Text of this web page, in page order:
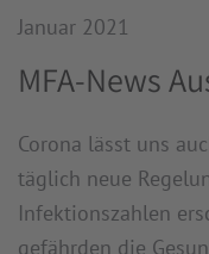
Januar 2021
MFA-News
Corona lässt uns
täglich neue
Infektionszahlen
gefährden die